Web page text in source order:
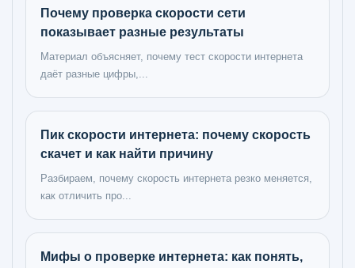
Почему проверка скорости сети
показывает разные результаты
Материал объясняет, почему тест скорости интернета
даёт разные цифры,...
Пик скорости интернета: почему скорость
скачет и как найти причину
Разбираем, почему скорость интернета резко меняется,
как отличить про...
Мифы о проверке интернета: как понять,